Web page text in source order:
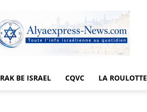
RAK BE ISRAEL CQVC LA ROULOTTE